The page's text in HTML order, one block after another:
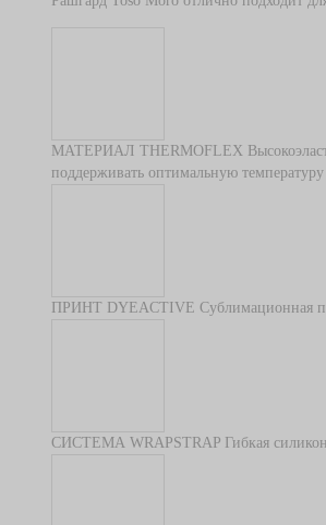
МАТЕРИАЛ THERMOFLEX
поддерживать оптимальную
ПРИНТ DYEACTIVE Сублимационная
СИСТЕМА WRAPSTRAP Гибкая